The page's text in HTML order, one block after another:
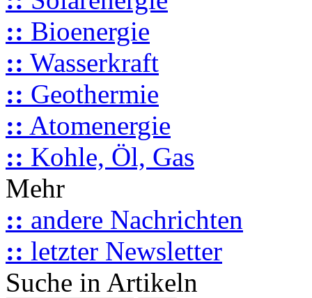
:: Bioenergie
:: Wasserkraft
:: Geothermie
:: Atomenergie
:: Kohle, Öl, Gas
Mehr
:: andere Nachrichten
:: letzter Newsletter
Suche in Artikeln